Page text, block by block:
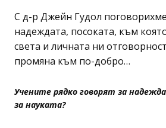
С д-р Джейн Гудол
надеждата, посоката, към
света и личната ни
промяна към по-добро…
Учените рядко говорят за
за науката?